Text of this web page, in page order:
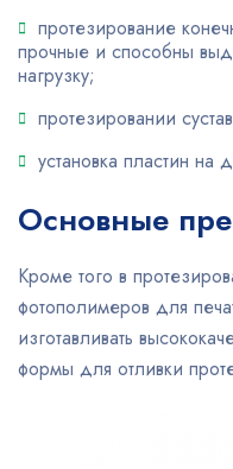
протезирование
прочные и способны
нагрузку;
протезировании
установка пластин
Основные
Кроме того в
фотополимеров для
изготавливать
формы для отливки